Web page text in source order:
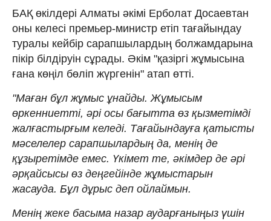
БАҚ өкілдері Алматы әкімі Ерболат Досаевтан
оны келесі премьер-министр етіп тағайындау
туралы кейбір сарапшылардың болжамдарына
пікір білдіруін сұрады. Әкім "қазіргі жұмысына
ғана көңіл бөліп жүргенін" атап өтті.
"Маған бұл жұмыс ұнайды. Жұмысым
өркенниетті, әрі осы бағытта өз қызметімді
жалғастырғым келеді. Тағайындауға қатысты
мәселелер сарапшылардың да, менің де
құзыретімде емес. Үкімет те, әкімдер де әрі
әрқайсысы өз деңгейінде жұмыстарын
жасауда. Бұл дұрыс деп ойлаймын.
Менің жеке басыма назар аударғаныңыз үшін